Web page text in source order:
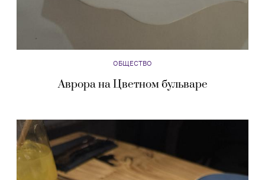
ОБЩЕСТВО
Аврора на Цветном бульваре